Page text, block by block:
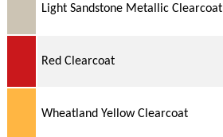
Light Sandstone Metallic Clearcoat
Red Clearcoat
Wheatland Yellow Clearcoat